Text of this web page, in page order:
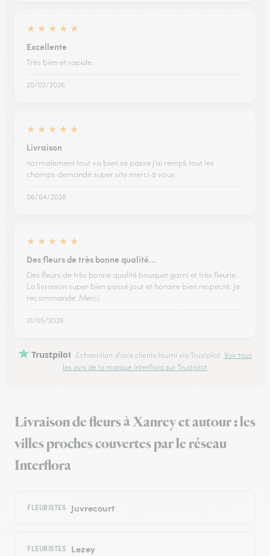
★ ★ ★ ★ ★
Excellente
Très bien et rapide.
20/02/2026
★ ★ ★ ★ ★
Livraison
normalement tout va bien se passe j’ai rempli tout les
champs demandé super site merci à vous
06/04/2026
★ ★ ★ ★ ★
Des fleurs de très bonne qualité…
Des fleurs de très bonne qualité bouquet garni et très fleurie.
La livraison super bien passé jour et horaire bien respecté. Je
recommande. Merci
31/05/2026
Trustpilot Échantillon d'avis clients fourni via Trustpilot. Voir tous
les avis de la marque Interflora sur Trustpilot
Livraison de fleurs à Xanrey et autour : les
villes proches couvertes par le réseau
Interflora
FLEURISTES Juvrecourt
FLEURISTES Lezey